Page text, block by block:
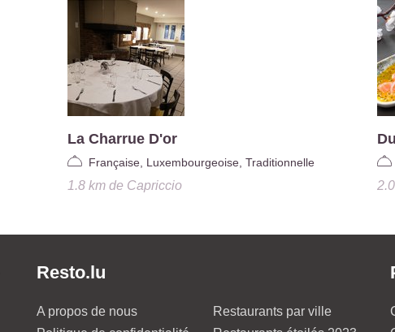
La Charrue D'or
Française, Luxembourgeoise, Traditionnelle
1.8 kmde Capriccio
Resto.lu
A propos de nous
Restaurants par ville